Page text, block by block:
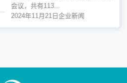
会议，共有113...
2024年11月21日企业新闻